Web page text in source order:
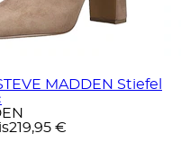
MADDEN Stiefel
219,95 €